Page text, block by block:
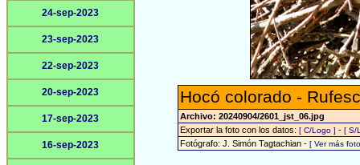
24-sep-2023
23-sep-2023
22-sep-2023
20-sep-2023
17-sep-2023
16-sep-2023
Hocó colorado -
Archivo: 20240904/2601_jst_06.jpg
Exportar la foto con los datos: [ C/Logo ] - [ S/
Fotógrafo: J. Simón Tagtachian - [ Ver más